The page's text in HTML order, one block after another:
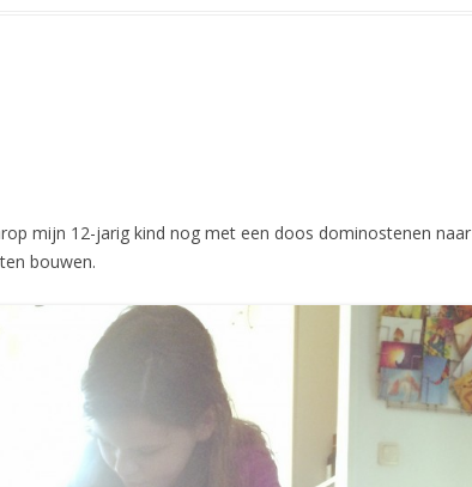
mijn 12-jarig kind nog met een doos dominostenen naar
bouwen.